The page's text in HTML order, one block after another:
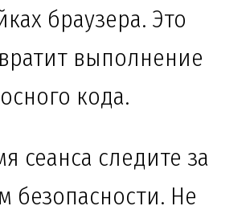
браузера. Это
выполнение
кода.
сеанса следите за
безопасности. Не